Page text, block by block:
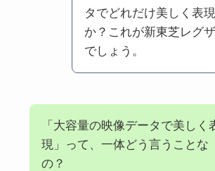
タでどれだけ美しく表
か？これが新東芝レグ
でしょう。
「大容量の映像データで美しく
現」って、一体どう言うことな
の？